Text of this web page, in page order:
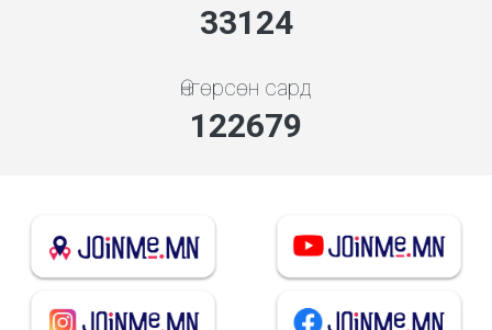
36804
Өнгөрсөн сард
136310